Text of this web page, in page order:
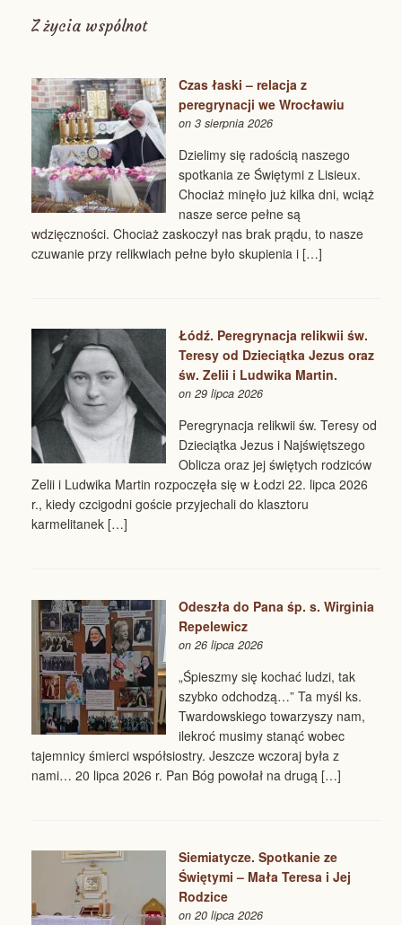
Z życia wspólnot
Czas łaski – relacja z
peregrynacji we Wrocławiu
on 3 sierpnia 2026
Dzielimy się radością naszego
spotkania ze Świętymi z Lisieux.
Chociaż minęło już kilka dni, wciąż
nasze serce pełne są
wdzięczności. Chociaż zaskoczył nas brak prądu, to nasze
czuwanie przy relikwiach pełne było skupienia i […]
Łódź. Peregrynacja relikwii św.
Teresy od Dzieciątka Jezus oraz
św. Zelii i Ludwika Martin.
on 29 lipca 2026
Peregrynacja relikwii św. Teresy od
Dzieciątka Jezus i Najświętszego
Oblicza oraz jej świętych rodziców
Zelii i Ludwika Martin rozpoczęła się w Łodzi 22. lipca 2026
r., kiedy czcigodni goście przyjechali do klasztoru
karmelitanek […]
Odeszła do Pana śp. s. Wirginia
Repelewicz
on 26 lipca 2026
„Śpieszmy się kochać ludzi, tak
szybko odchodzą…” Ta myśl ks.
Twardowskiego towarzyszy nam,
ilekroć musimy stanąć wobec
tajemnicy śmierci współsiostry. Jeszcze wczoraj była z
nami… 20 lipca 2026 r. Pan Bóg powołał na drugą […]
Siemiatycze. Spotkanie ze
Świętymi – Mała Teresa i Jej
Rodzice
on 20 lipca 2026